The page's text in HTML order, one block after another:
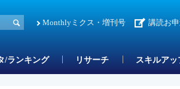
Monthlyミクス・増刊号 講読お
/ランキング リサーチ スキルア